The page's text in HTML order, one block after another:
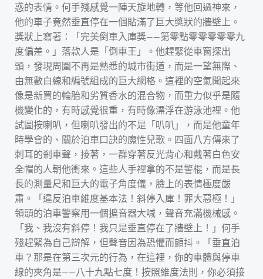
惑的表情。何手殘感覺一陣天旋地轉，等他回過神來，
他的車子竟然垂直停在一個貼滿了巨大獎狀的牆壁上。
獎狀上寫著：「完美倒車入庫獎——第零點零零零零零九
度偏差。」落款人是「倒車王」。他趕緊從車窗探出
頭，發現周圍不再是熟悉的城市街道，而是一望無際、
由無數白線和編號組成的巨大網格。這裡的空氣聞起來
像是新買的輪胎和劣質香水的混合物，而重力似乎是隨
機變化的，有時感覺很重，有時像漂浮在游泳池裡。他
試圖按喇叭，但喇叭發出的不是「叭叭」，而是他童年
時學會的、關於泊車口訣的魔性兒歌。四面八方傳來了
刺耳的剎車聲，接著，一群穿著反光背心和戴著白色安
全帽的人朝他衝來。這些人手裡拿的不是警棍，而是長
長的測量尺和巨大的電子角度儀，臉上的表情極度嚴
肅。「違反泊車維度基本法！斜停入庫！罪大惡極！」
領頭的泊車警察用一個擴音器大喊，聲音充滿機械感。
「我、我沒有斜停！我只是垂直停在了牆壁上！」何手
殘趕緊為自己辯解，但聲音因為恐懼而顫抖。「垂直泊
車？那是在第三次元的行為，在這裡，你的車體與停車
線的夾角是——八十九點七度！按照維度法則，你必須接